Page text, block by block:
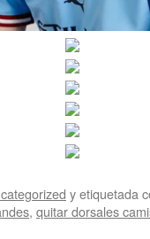
y etiquetada
, quitar dorsales